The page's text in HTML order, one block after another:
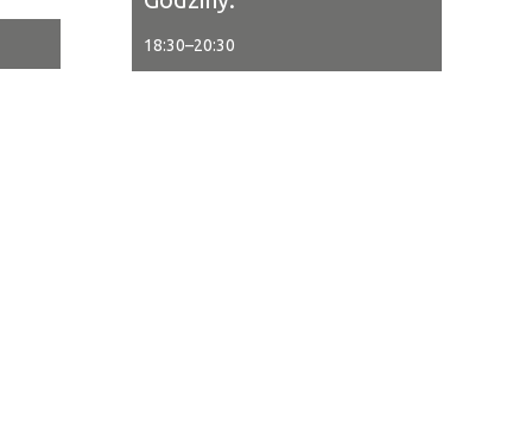
18:30–20:30